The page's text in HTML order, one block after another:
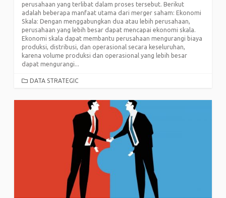
perusahaan yang terlibat dalam proses tersebut. Berikut
adalah beberapa manfaat utama dari merger saham: Ekonomi
Skala: Dengan menggabungkan dua atau lebih perusahaan,
perusahaan yang lebih besar dapat mencapai ekonomi skala.
Ekonomi skala dapat membantu perusahaan mengurangi biaya
produksi, distribusi, dan operasional secara keseluruhan,
karena volume produksi dan operasional yang lebih besar
dapat mengurangi...
CATEGORIES
DATA STRATEGIC